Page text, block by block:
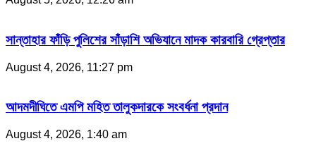
সান্তাহার ফাঁড়ি পুলিশের সাঁড়াশি অভিযানে মাদক কারবারি গ্রেপ্তার
August 4, 2026, 11:27 pm
আদমদীঘিতে এমপি মহিত তালুকদারকে সংবর্ধনা প্রদান
August 4, 2026, 1:40 am